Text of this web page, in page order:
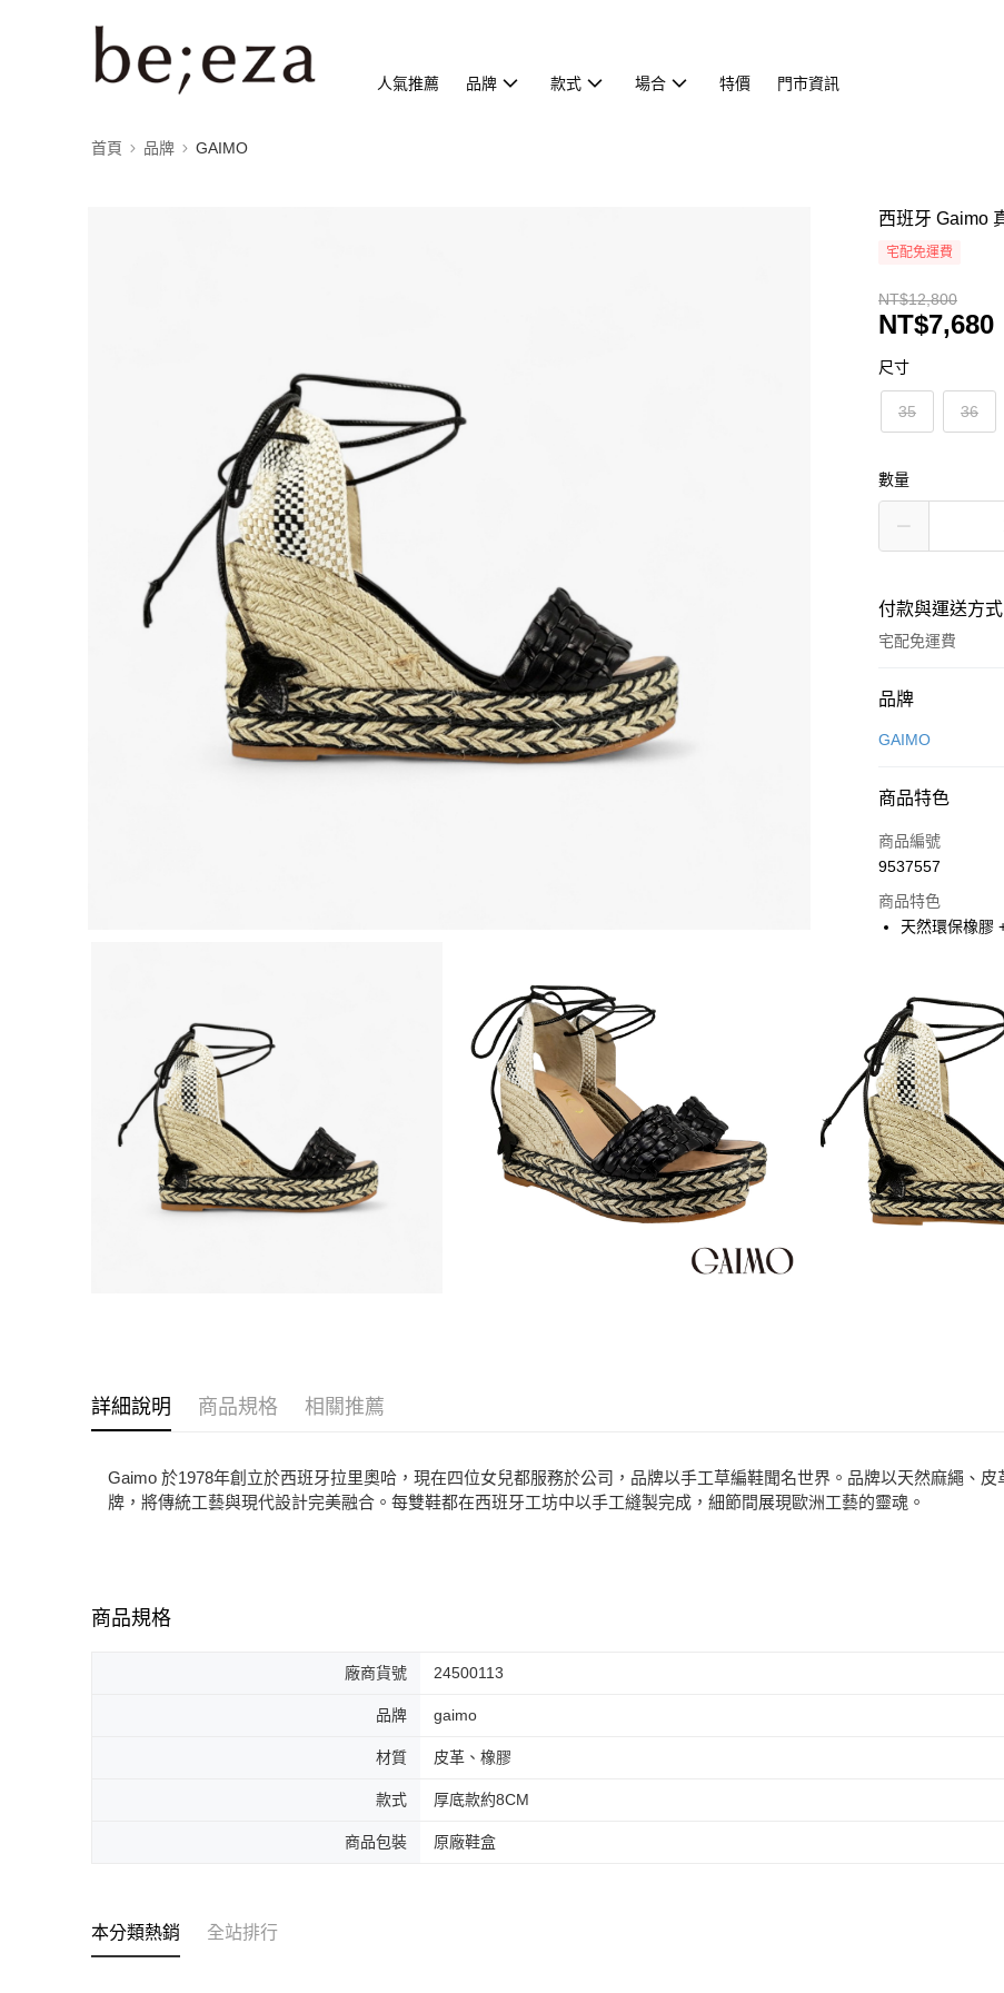
人氣推薦 品牌 款式 場合 特價 門市資訊
首頁 品牌 GAIMO
西班牙 Gaimo
宅配免運費
NT$12,800
NT$7,680
尺寸
35 36
數量
付款與運送方式
宅配免運費
付款方式
信用卡一次付款
Apple Pay
街口支付
運送方式
全家取貨付款
每筆NT$80，滿
7-11取貨付款
每筆NT$80，滿
品牌
GAIMO
商品特色
商品編號
9537557
商品特色
天然環保橡膠
商品相關分類
品牌 GAIMO
款式 楔型鞋、
場合 都會時尚
款式 草編鞋
分享
詳細說明 商品規格 相關推薦
Gaimo 於1978年創立於西班牙拉里奧哈，現在四位女兒都服務於公司，品牌以手工草編鞋聞名世界。品牌以天然麻繩、
牌，將傳統工藝與現代設計完美融合。每雙鞋都在西班牙工坊中以手工縫製完成，細節間展現歐洲工藝的靈魂。
商品規格
廠商貨號 24500113
品牌 gaimo
材質 皮革、橡膠
款式 厚底款約8CM
商品包裝 原廠鞋盒
本分類熱銷 全站排行